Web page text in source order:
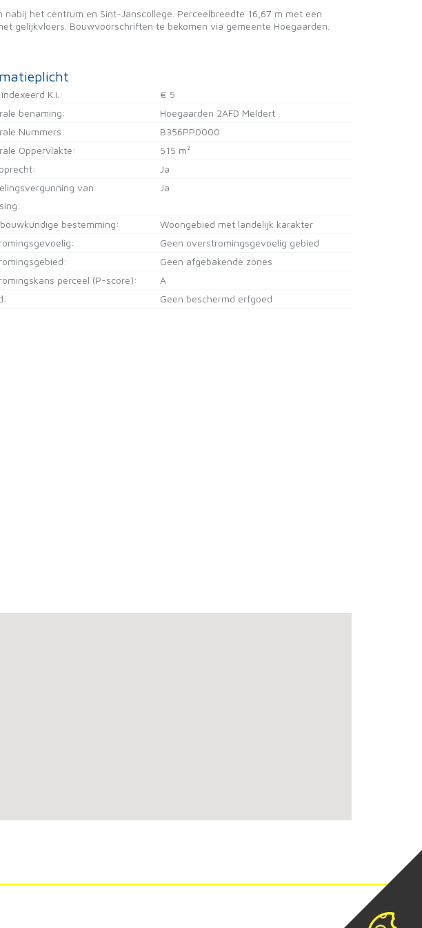
het centrum en Sint-Janscollege. Perceelbreedte 16,67 m met een
gelijkvloers. Bouwvoorschriften te bekomen via gemeente Hoegaarden.
K.I.:
€ 5
benaming:
Hoegaarden 2AFD Meldert
Nummers:
B356PP0000
Oppervlakte:
515 m²
Ja
van
Ja
bestemming:
Woongebied met landelijk karakter
Geen overstromingsgevoelig gebied
Geen afgebakende zones
perceel (P-score):
A
Geen beschermd erfgoed